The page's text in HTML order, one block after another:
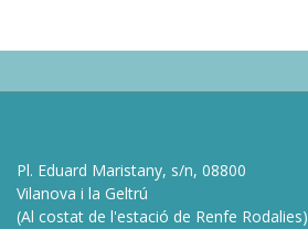
Pl. Eduard Maristany, s/n, 08800
Vilanova i la Geltrú
(Al costat de l'estació de Renfe Rodalies)